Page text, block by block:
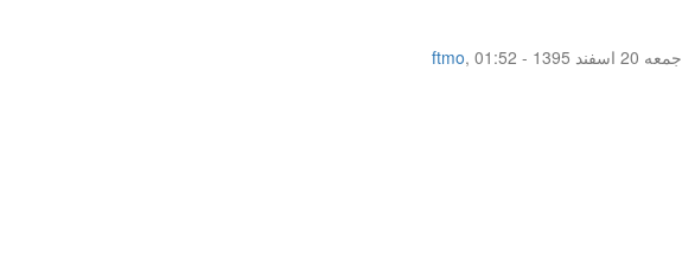
ftmo,
جمعه 20 اسفند 1395 - 01:52